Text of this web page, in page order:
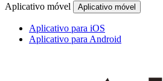
Aplicativo móvel Aplicativo móvel
Aplicativo para iOS
Aplicativo para Android